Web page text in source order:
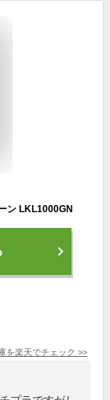
ン LKL1000GN
を楽天でチェック >>